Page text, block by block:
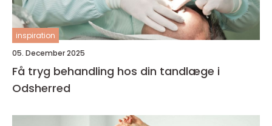
inspiration
05. December 2025
Få tryg behandling hos din tandlæge i
Odsherred